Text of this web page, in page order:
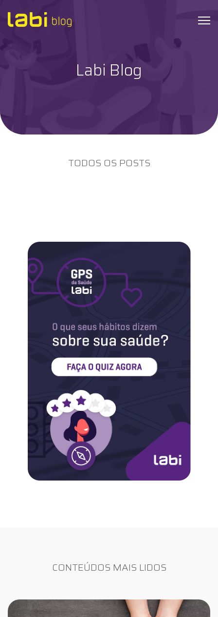
Dicas de Saúde
Maternidade
Novidades do Labi
Saúde da Mulher
Saúde do Homem
Sobre o Labi
Conheça o Labi
Labi Blog
TODOS OS POSTS
CONTEÚDOS MAIS LIDOS